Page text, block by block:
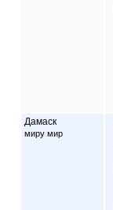
Дамаск
миру мир